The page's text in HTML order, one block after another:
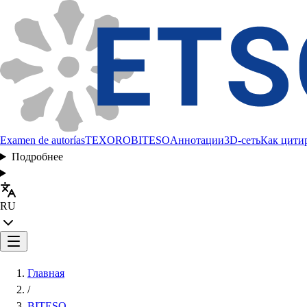
Examen de autoríasTEXOROBITESOАннотации3D-сетьКак
Подробнее
RU
Главная
/